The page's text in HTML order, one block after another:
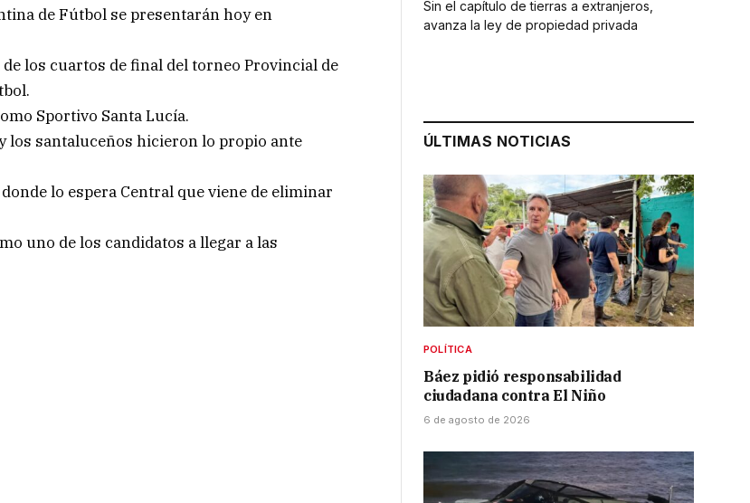
de Fútbol se presentarán hoy en
los cuartos de final del torneo Provincial de
Sportivo Santa Lucía.
los santaluceños hicieron lo propio ante
lo espera Central que viene de eliminar
uno de los candidatos a llegar a las
Sin el capítulo de tierras a extranjeros,
avanza la ley de propiedad privada
ÚLTIMAS NOTICIAS
POLÍTICA
Báez pidió responsabilidad
ciudadana contra El Niño
6 de agosto de 2026